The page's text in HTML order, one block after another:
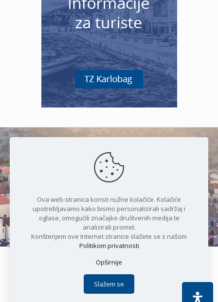
Čudesan spoj kristalnog mora i
prirode
Copyright © 2021 Općina Karlobag | Sva prava pridržana |
Politika privatnosti
Apoc IT
Ova web-stranica koristi nužne kolačiće. Kolačiće
upotrebljavamo kako bismo personalizirali sadržaj i
oglase, omogućili značajke društvenih medija te
analizirali promet.
Korištenjem ove Internet stranice slažete se s našom
Politikom privatnosti
Opširnije
Slažem se